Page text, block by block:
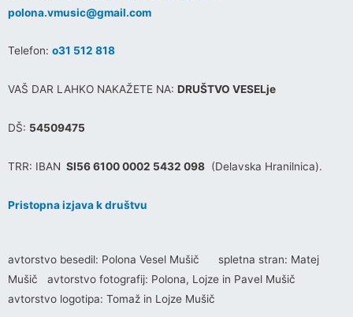
polona.vmusic@gmail.com
Telefon: o31 512 818
VAŠ DAR LAHKO NAKAŽETE NA: DRUŠTVO VESELje
DŠ: 54509475
TRR: IBAN SI56 6100 0002 5432 098 (Delavska Hranilnica).
Pristopna izjava k društvu
avtorstvo besedil: Polona Vesel Mušič spletna stran: Matej
Mušič avtorstvo fotografij: Polona, Lojze in Pavel Mušič
avtorstvo logotipa: Tomaž in Lojze Mušič